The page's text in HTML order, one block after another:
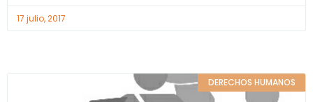
17 julio, 2017
DERECHOS HUMANOS